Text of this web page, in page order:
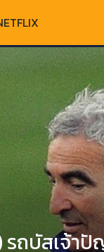
ถบัสเจ้าปั